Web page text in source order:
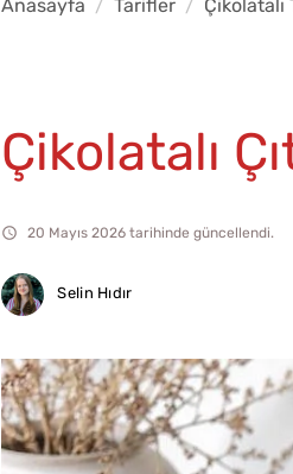
Anasayfa Tarifler Çikolatalı
Çikolatalı
20 Mayıs 2026 tarihinde güncellendi.
Selin Hıdır